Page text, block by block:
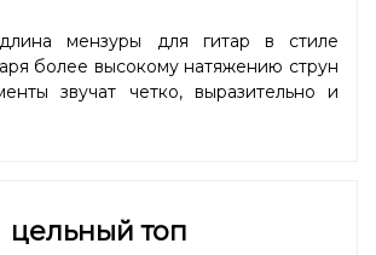
длина мензуры для гитар в стиле
более высокому натяжению струн
звучат четко, выразительно и
цельный топ